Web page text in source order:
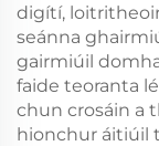
digítí,
seánna
gairmiúil
faide teoranta
chun crosáin a
hionchur áitiúil